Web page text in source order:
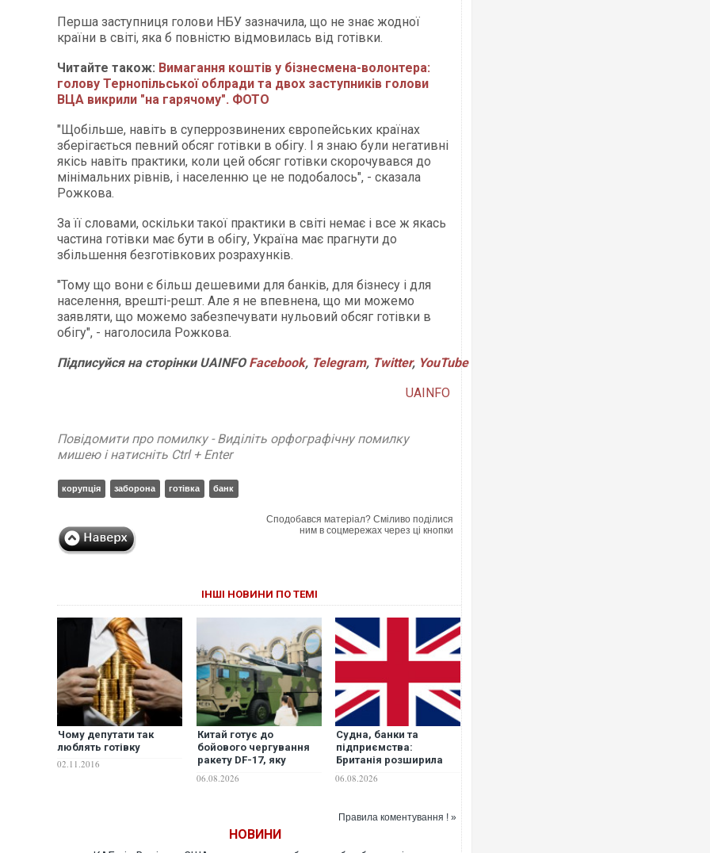
Перша заступниця голови НБУ зазначила, що не знає жодної
країни в світі, яка б повністю відмовилась від готівки.
Читайте також: Вимагання коштів у бізнесмена-волонтера:
голову Тернопільської облради та двох заступників голови
ВЦА викрили "на гарячому". ФОТО
"Щобільше, навіть в суперрозвинених європейських країнах
зберігається певний обсяг готівки в обігу. І я знаю були негативні
якісь навіть практики, коли цей обсяг готівки скорочувався до
мінімальних рівнів, і населенню це не подобалось", - сказала
Рожкова.
За її словами, оскільки такої практики в світі немає і все ж якась
частина готівки має бути в обігу, Україна має прагнути до
збільшення безготівкових розрахунків.
"Тому що вони є більш дешевими для банків, для бізнесу і для
населення, врешті-решт. Але я не впевнена, що ми можемо
заявляти, що можемо забезпечувати нульовий обсяг готівки в
обігу", - наголосила Рожкова.
Підписуйся на сторінки UAINFO Facebook, Telegram, Twitter, YouTube
UAINFO
Повідомити про помилку - Виділіть орфографічну помилку
мишею і натисніть Ctrl + Enter
корупція заборона готівка банк
Сподобався матеріал? Сміливо поділися
ним в соцмережах через ці кнопки
ІНШІ НОВИНИ ПО ТЕМІ
Чому депутати так
люблять готівку
02.11.2016
Китай готує до
бойового чергування
ракету DF-17, яку
не здатні перехопити
06.08.2026
Судна, банки та
підприємства:
Британія розширила
06.08.2026
Правила коментування ! »
НОВИНИ